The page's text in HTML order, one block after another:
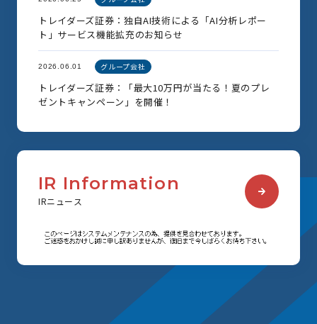
トレイダーズ証券：独自AI技術による「AI分析レポー
ト」サービス機能拡充のお知らせ
2026.06.01 グループ会社
トレイダーズ証券：「最大10万円が当たる！夏のプレ
ゼントキャンペーン」を開催！
IR Information
IRニ ュ ー ス